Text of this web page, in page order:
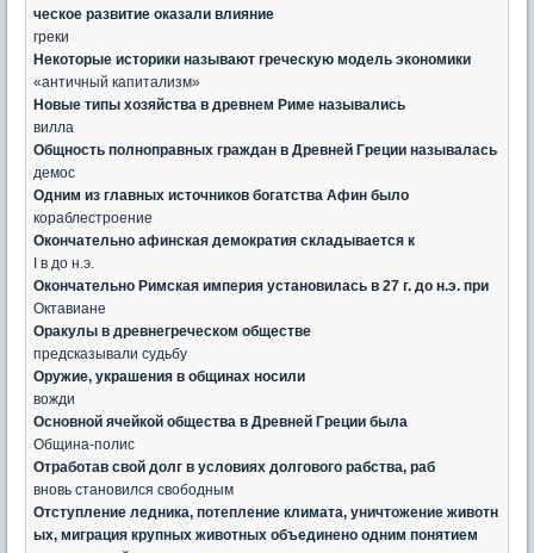
ческое развитие оказали влияние
греки
Некоторые историки называют греческую модель экономики
«античный капитализм»
Новые типы хозяйства в древнем Риме назывались
вилла
Общность полноправных граждан в Древней Греции называлась
демос
Одним из главных источников богатства Афин было
кораблестроение
Окончательно афинская демократия складывается к
I в до н.э.
Окончательно Римская империя установилась в 27 г. до н.э. при
Октавиане
Оракулы в древнегреческом обществе
предсказывали судьбу
Оружие, украшения в общинах носили
вожди
Основной ячейкой общества в Древней Греции была
Община-полис
Отработав свой долг в условиях долгового рабства, раб
вновь становился свободным
Отступление ледника, потепление климата, уничтожение животн
ых, миграция крупных животных объединено одним понятием